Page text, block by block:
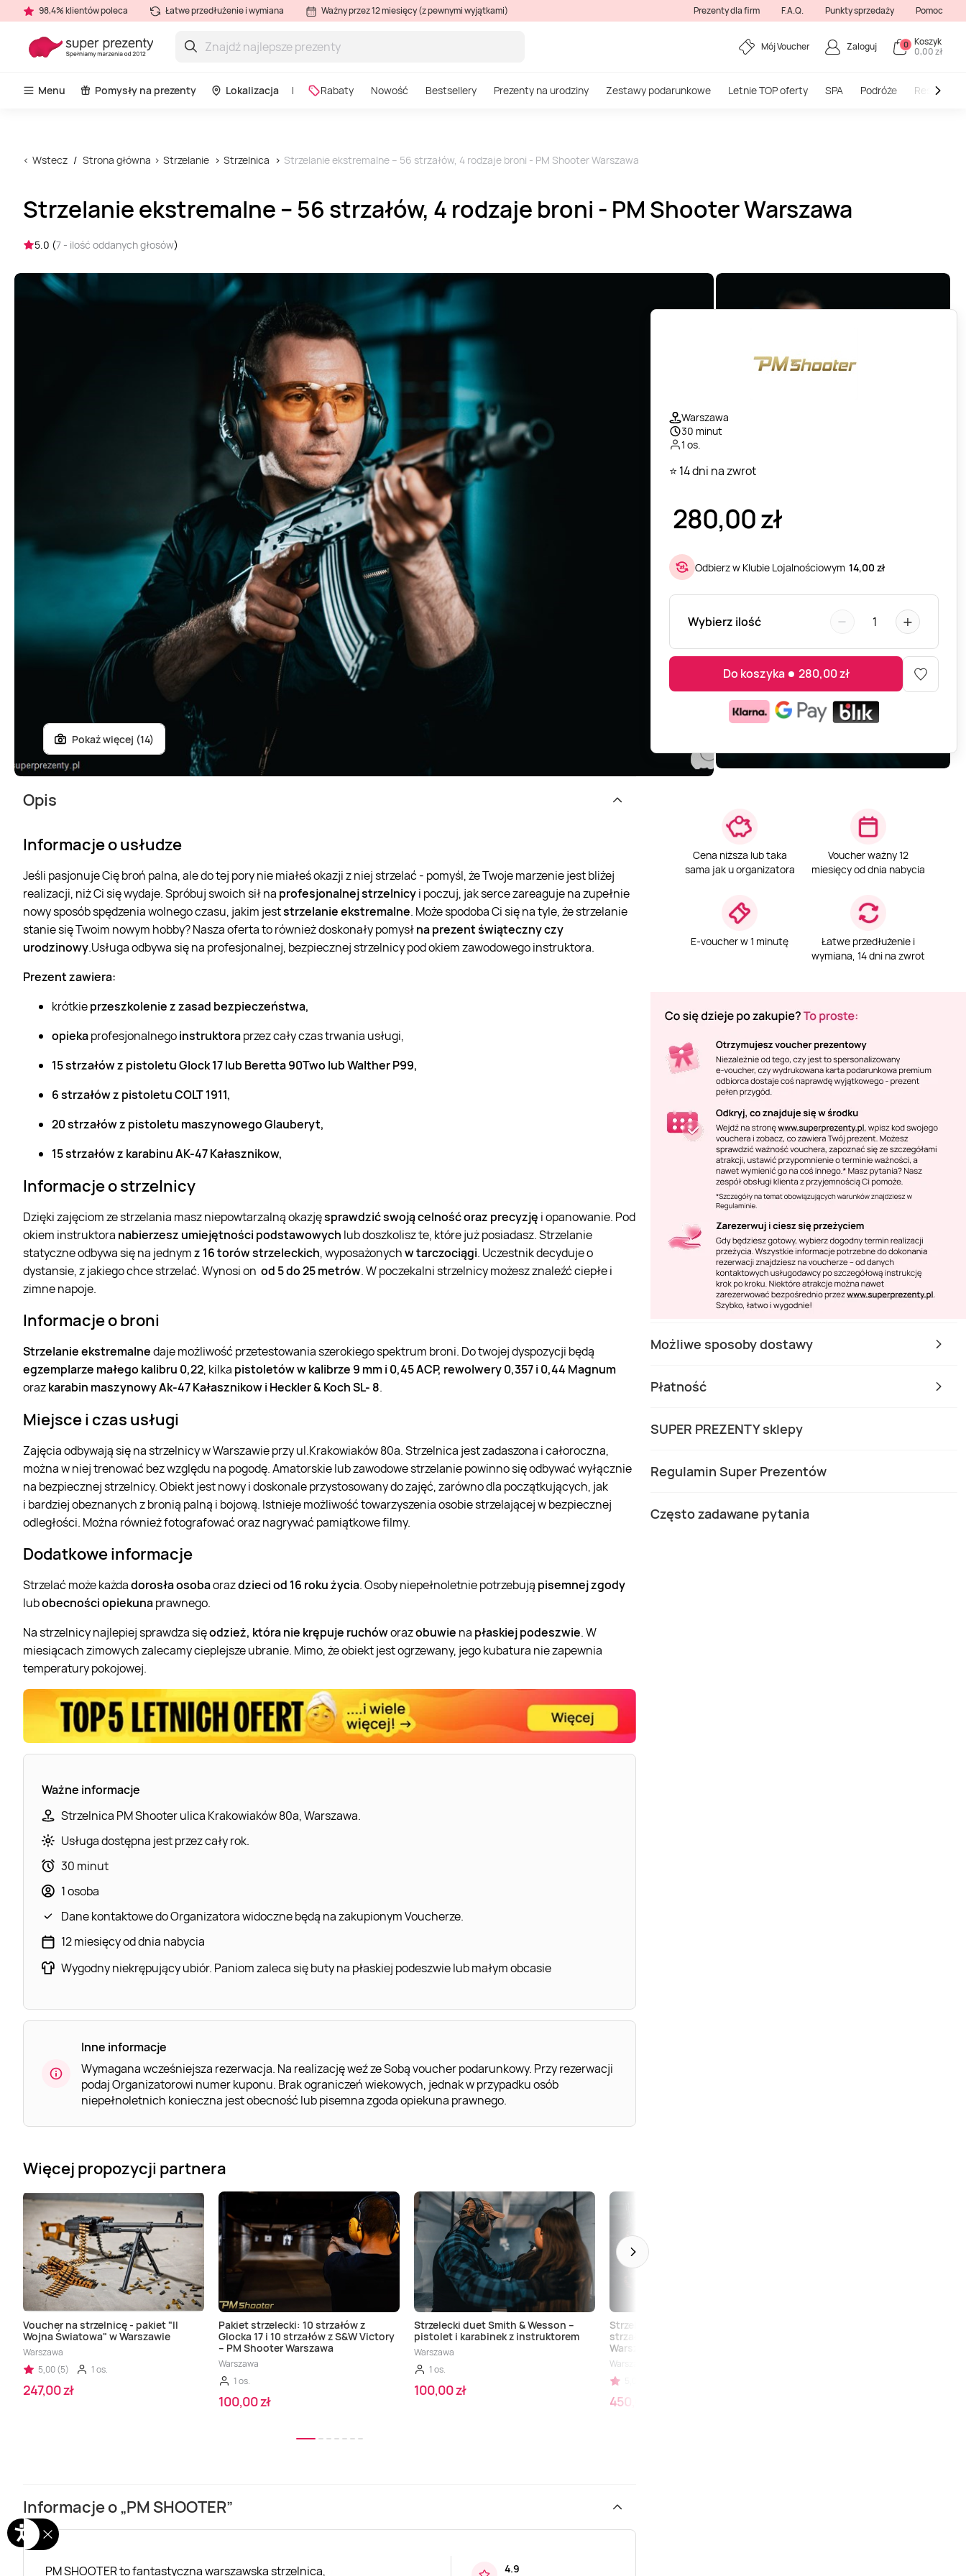
98,4% klientów poleca Łatwe przedłużenie i wymiana Ważny przez 12 miesięcy (z pewnymi wyjątkami) Prezenty dla firm F.A.Q. Punkty sprzedaży Pomoc
Mój Voucher Zaloguj 0 Koszyk
0,00 zł
Menu Pomysły na prezenty Lokalizacja Rabaty Nowość Bestsellery Prezenty na urodziny Zestawy podarunkowe Letnie TOP oferty SPA Podróże
Wstecz Strona główna Strzelanie Strzelnica Strzelanie ekstremalne – 56 strzałów, 4 rodzaje broni - PM Shooter Warszawa
Strzelanie ekstremalne – 56 strzałów, 4 rodzaje broni - PM Shooter Warszawa
5.0 (7 - ilość oddanych głosów)
Pokaż więcej (14)
Warszawa
30 minut
1 os.
⭐ 14 dni na zwrot
280,00zł
Odbierz w Klubie Lojalnościowym 14,00 zł
Wybierz ilość − 1 +
Do koszyka 280,00zł
Cena niższa lub taka
sama jak u organizatora
Voucher ważny 12
miesięcy od dnia nabycia
E-voucher w 1 minutę
Łatwe przedłużenie i
wymiana, 14 dni na zwrot
Możliwe sposoby dostawy
Płatność
SUPER PREZENTY sklepy
Regulamin Super Prezentów
Często zadawane pytania
Opis
Informacje o usłudze
Jeśli pasjonuje Cię broń palna, ale do tej pory nie miałeś okazji z niej strzelać - pomyśl, że Twoje marzenie jest bliżej
realizacji, niż Ci się wydaje. Spróbuj swoich sił na profesjonalnej strzelnicyi poczuj, jak serce zareaguje na zupełnie
nowy sposób spędzenia wolnego czasu, jakim jeststrzelanie ekstremalne. Może spodoba Ci się na tyle, że strzelanie
stanie się Twoim nowym hobby? Nasza oferta to również doskonały pomysłna prezent świąteczny czy
urodzinowy.Usługa odbywa się na profesjonalnej, bezpiecznej strzelnicy pod okiem zawodowego instruktora.
Prezent zawiera:
krótkieprzeszkolenie z zasad bezpieczeństwa,
opiekaprofesjonalnegoinstruktoraprzez cały czas trwania usługi,
15 strzałów z pistoletu Glock 17 lub Beretta 90Two lub Walther P99,
6 strzałów z pistoletu COLT 1911,
20 strzałów z pistoletu maszynowego Glauberyt,
15 strzałów z karabinu AK-47 Kałasznikow,
Informacje o strzelnicy
Dzięki zajęciom ze strzelania masz niepowtarzalną okazjęsprawdzić swoją celność oraz precyzję i opanowanie. Pod
okiem instruktora nabierzesz umiejętności podstawowych lub doszkolisz te, które już posiadasz. Strzelanie
statyczne odbywa się na jednymz 16 torów strzeleckich, wyposażonychw tarczociągi. Uczestnik decyduje o
dystansie, z jakiego chce strzelać. Wynosi on od 5 do 25 metrów. W poczekalni strzelnicy możesz znaleźć ciepłe i
zimne napoje.
Informacje o broni
Strzelanie ekstremalnedaje możliwość przetestowania szerokiego spektrum broni. Do twojej dyspozycji będą
egzemplarze małego kalibru 0,22, kilka pistoletów w kalibrze 9 mm i 0,45 ACP, rewolwery 0,357 i 0,44 Magnum
orazkarabin maszynowy Ak-47 Kałasznikow i Heckler & Koch SL- 8.
Miejsce i czas usługi
Zajęcia odbywają się na strzelnicy w Warszawie przy ul.Krakowiaków 80a. Strzelnica jest zadaszona i całoroczna,
można w niej trenować bez względu na pogodę. Amatorskie lub zawodowe strzelanie powinno się odbywać wyłącznie
na bezpiecznej strzelnicy. Obiekt jest nowy i doskonale przystosowany do zajęć, zarówno dla początkujących, jak
i bardziej obeznanych z bronią palną i bojową. Istnieje możliwość towarzyszenia osobie strzelającej w bezpiecznej
odległości. Można również fotografować oraz nagrywać pamiątkowe filmy.
Dodatkowe informacje
Strzelać może każdadorosła osobaorazdzieci od 16 roku życia. Osoby niepełnoletnie potrzebują pisemnej zgody
lubobecności opiekunaprawnego.
Na strzelnicy najlepiej sprawdza sięodzież, która nie krępuje ruchóworazobuwie na płaskiej podeszwie. W
miesiącach zimowych zalecamy cieplejsze ubranie. Mimo, że obiekt jest ogrzewany, jego kubatura nie zapewnia
temperatury pokojowej.
Ważne informacje
Strzelnica PM Shooter ulica Krakowiaków 80a, Warszawa.
Usługa dostępna jest przez cały rok.
30 minut
1 osoba
Dane kontaktowe do Organizatora widoczne będą na zakupionym Voucherze.
12 miesięcy od dnia nabycia
Wygodny niekrępujący ubiór. Paniom zaleca się buty na płaskiej podeszwie lub małym obcasie
Inne informacje
Wymagana wcześniejsza rezerwacja. Na realizację weź ze Sobą voucher podarunkowy. Przy rezerwacji
podaj Organizatorowi numer kuponu. Brak ograniczeń wiekowych, jednak w przypadku osób
niepełnoletnich konieczna jest obecność lub pisemna zgoda opiekuna prawnego.
Więcej propozycji partnera
Voucher na strzelnicę - pakiet "II
Wojna Światowa" w Warszawie
Warszawa
5,00 (5)
1 os.
247,00 zł
Pakiet strzelecki: 10 strzałów z
Glocka 17 i 10 strzałów z S&W Victory
– PM Shooter Warszawa
Warszawa
1 os.
100,00 zł
Strzelecki duet Smith & Wesson –
pistolet i karabinek z instruktorem
Warszawa
1 os.
100,00 zł
Strzelnica dla Dwojga – 55
strzałów/osoba, PM Shooter
Warszawa
Warszawa
450,00 zł
Informacje o „PM SHOOTER”
PM SHOOTER to fantastyczna warszawska strzelnica,
4.9